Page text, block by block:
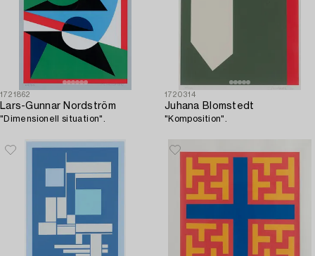
1721862
Lars-Gunnar Nordström
"Dimensionell situation".
1720314
Juhana Blomstedt
"Komposition".